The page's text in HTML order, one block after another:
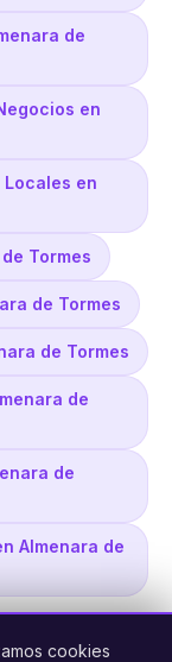
de
en
en
Tormes
de Tormes
de Tormes
de
de
Almenara de
cookies